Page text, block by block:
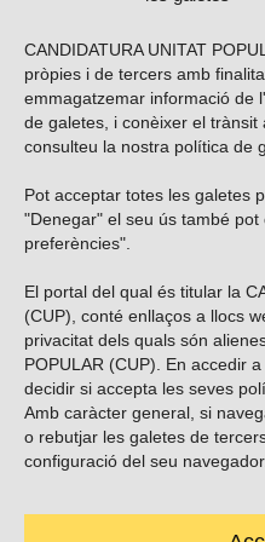
CANDIDATURA UNITAT
pròpies i de tercers amb
emmagatzemar informació de
de galetes, i conèixer el
consulteu la nostra política de
Pot acceptar totes les galetes
"Denegar" el seu ús també
preferències".
El portal del qual és titular la
(CUP), conté enllaços a llocs
privacitat dels quals són
POPULAR (CUP). En accedir
decidir si accepta les seves
Amb caràcter general, si
o rebutjar les galetes de
configuració del seu navegador.
Vols
Troba’ns a